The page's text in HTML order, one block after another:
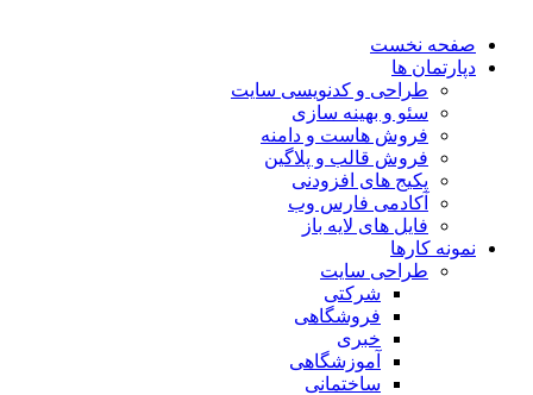
صفحه نخست
دپارتمان ها
طراحی و کدنویسی سایت
سئو و بهینه سازی
فروش هاست و دامنه
فروش قالب و پلاگین
پکیج های افزودنی
آکادمی فارس وب
فایل های لایه باز
نمونه کارها
طراحی سایت
شرکتی
فروشگاهی
خبری
آموزشگاهی
ساختمانی